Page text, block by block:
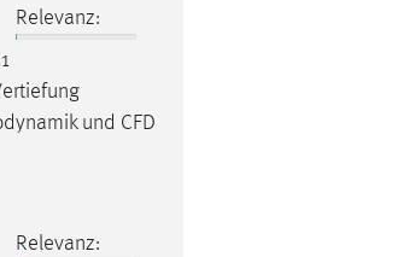
Relevanz:
und CFD
Relevanz: